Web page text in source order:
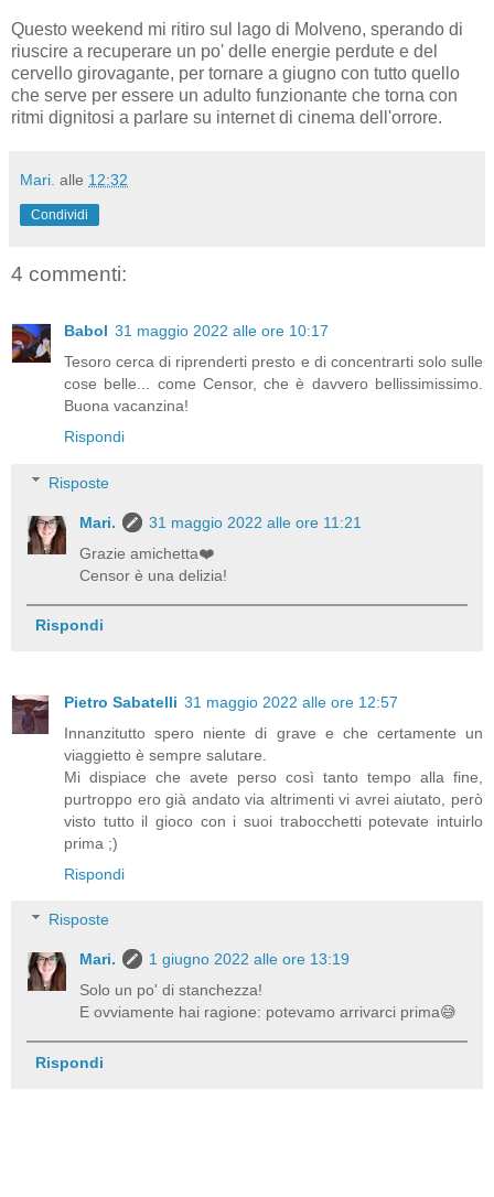
Questo weekend mi ritiro sul lago di Molveno, sperando di
riuscire a recuperare un po' delle energie perdute e del
cervello girovagante, per tornare a giugno con tutto quello
che serve per essere un adulto funzionante che torna con
ritmi dignitosi a parlare su internet di cinema dell'orrore.
Mari. alle 12:32
Condividi
4 commenti:
Babol 31 maggio 2022 alle ore 10:17
Tesoro cerca di riprenderti presto e di concentrarti solo sulle
cose belle... come Censor, che è davvero bellissimissimo.
Buona vacanzina!
Rispondi
Risposte
Mari.
31 maggio 2022 alle ore 11:21
Grazie amichetta❤️
Censor è una delizia!
Rispondi
Pietro Sabatelli 31 maggio 2022 alle ore 12:57
Innanzitutto spero niente di grave e che certamente un
viaggietto è sempre salutare.
Mi dispiace che avete perso così tanto tempo alla fine,
purtroppo ero già andato via altrimenti vi avrei aiutato, però
visto tutto il gioco con i suoi trabocchetti potevate intuirlo
prima ;)
Rispondi
Risposte
Mari.
1 giugno 2022 alle ore 13:19
Solo un po' di stanchezza!
E ovviamente hai ragione: potevamo arrivarci prima😅
Rispondi